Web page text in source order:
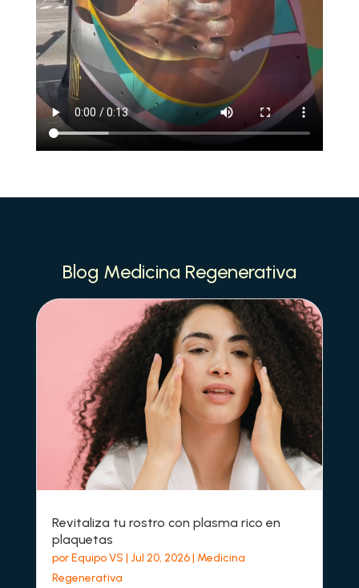
Blog Medicina Regenerativa
Revitaliza tu rostro con plasma rico en
plaquetas
porEquipo VS | Jul 20, 2026| Medicina
Regenerativa